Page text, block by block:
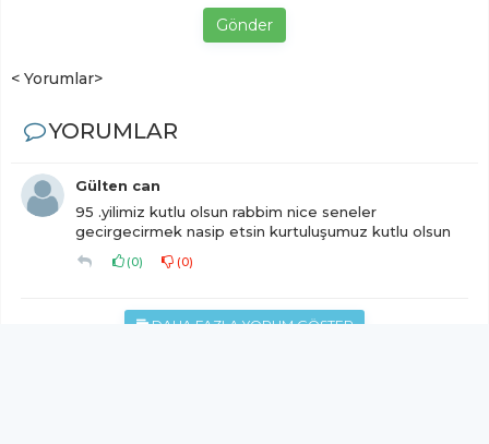
Gönder
< Yorumlar>
YORUMLAR
Gülten can
95 .yilimiz kutlu olsun rabbim nice seneler
gecirgecirmek nasip etsin kurtuluşumuz kutlu olsun
(0) (0)
DAHA FAZLA YORUM GÖSTER